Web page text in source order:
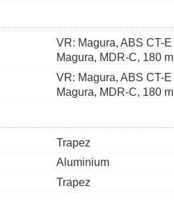
VR: Magura, ABS CT-
Magura, MDR-C, 180
VR: Magura, ABS CT-
Magura, MDR-C, 180
Trapez
Aluminium
Trapez